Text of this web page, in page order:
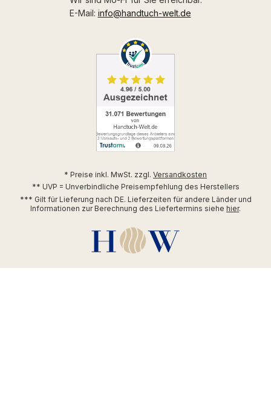
E-Mail: info@handtuch-welt.de
* Preise inkl. MwSt. zzgl. Versandkosten
** UVP = Unverbindliche Preisempfehlung des Herstellers
*** Gilt für Lieferung nach DE. Lieferzeiten für andere Länder und
Informationen zur Berechnung des Liefertermins siehe hier.